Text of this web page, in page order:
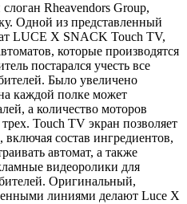
Rheavendors Group,
Одной из представленный
LUCE X SNACK Touch TV,
которые производятся
постарался учесть все
Было увеличено
каждой полке может
а количество моторов
Touch TV экран позволяет
состав ингредиентов,
автомат, а также
видеоролики для
Оригинальный,
линиями делают Luce X